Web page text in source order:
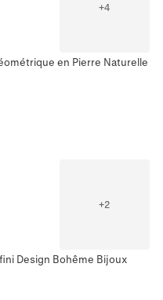
+4
en Pierre Naturelle
+2
Design Bohême Bijoux